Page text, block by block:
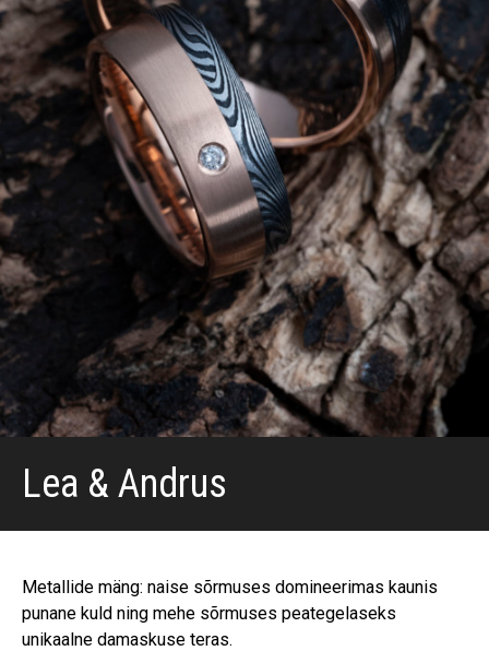
Lea & Andrus
Metallide mäng: naise sõrmuses domineerimas kaunis
punane kuld ning mehe sõrmuses peategelaseks
unikaalne damaskuse teras.